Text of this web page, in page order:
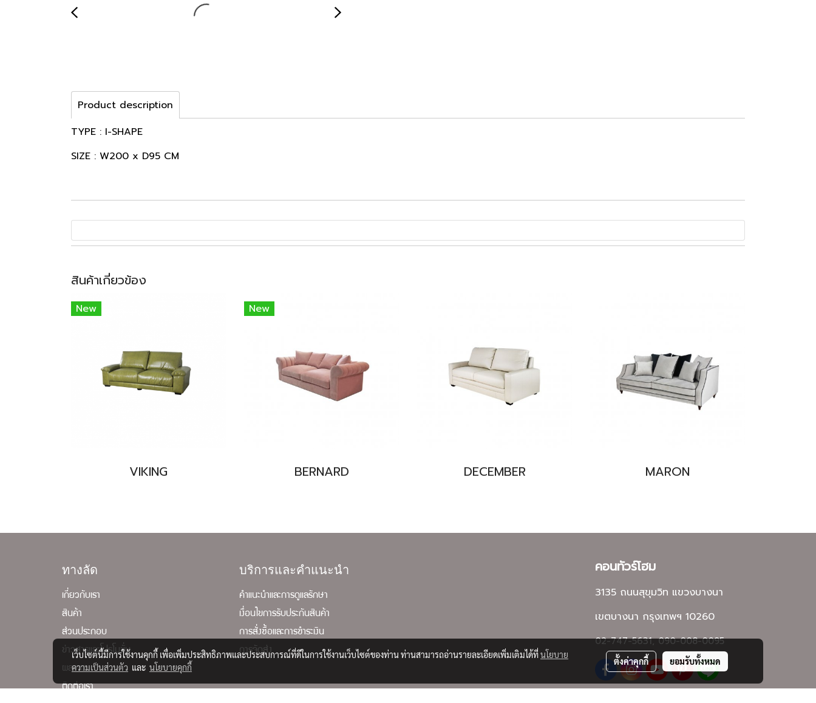
Product description
TYPE : I-SHAPE
SIZE : W200 x D95 CM
สินค้าเกี่ยวข้อง
New
VIKING
New
BERNARD DECEMBER MARON
ทางลัด
เกี่ยวกับเรา
สินค้า
ส่วนประกอบ
ข่าวสารและโปรโมชั่น
ผลงาน
ติดต่อเรา
บริการและคำแนะนำ
คำแนะนำและการดูแลรักษา
เงื่อนไขการรับประกันสินค้า
การสั่งซื้อและการชำระเงิน
การจัดส่ง
คอนทัวร์โฮม
3135 ถนนสุขุมวิท แขวงบางนา
เขตบางนา กรุงเทพฯ 10260
02-747-5631, 090-008-0095
เว็บไซต์นี้มีการใช้งานคุกกี้ เพื่อเพิ่มประสิทธิภาพและประสบการณ์ที่ดีในการใช้งานเว็บไซต์ของท่าน ท่านสามารถอ่านรายละเอียดเพิ่มเติมได้ที่นโยบาย
ความเป็นส่วนตัว และ นโยบายคุกกี้
ตั้งค่าคุกกี้ ยอมรับทั้งหมด